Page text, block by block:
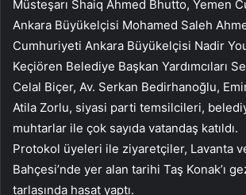
Müsteşarı Shaiq Ahmed Bhutto, Yemen
Ankara Büyükelçisi Mohamed Saleh
Cumhuriyeti Ankara Büyükelçisi Nadir
Keçiören Belediye Başkan Yardımcıları
Celal Biçer, Av. Serkan Bedirhanoğlu,
Atila Zorlu, siyasi parti temsilcileri,
muhtarlar ile çok sayıda vatandaş katıldı.
Protokol üyeleri ile ziyaretçiler, Lavanta
Bahçesi’nde yer alan tarihi Taş Konak’ı
tarlasında hasat yaptı.